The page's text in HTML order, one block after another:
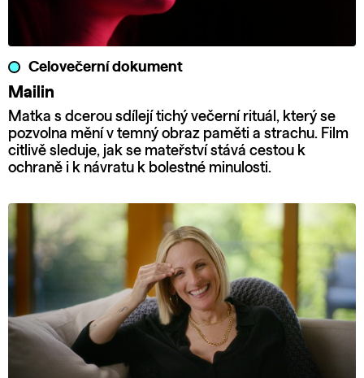
Celovečerní dokument
Mailin
Matka s dcerou sdílejí tichý večerní rituál, který se
pozvolna mění v temný obraz paměti a strachu. Film
citlivě sleduje, jak se mateřství stává cestou k
ochraně i k návratu k bolestné minulosti.